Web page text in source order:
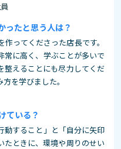
ったと思う人は？
ってくださった店長です。
常に高く、学ぶことが多いで
整えることにも尽力してくだ
を学びました。
ている？
動すること」と「自分に矢印
たときに、環境や周りのせい